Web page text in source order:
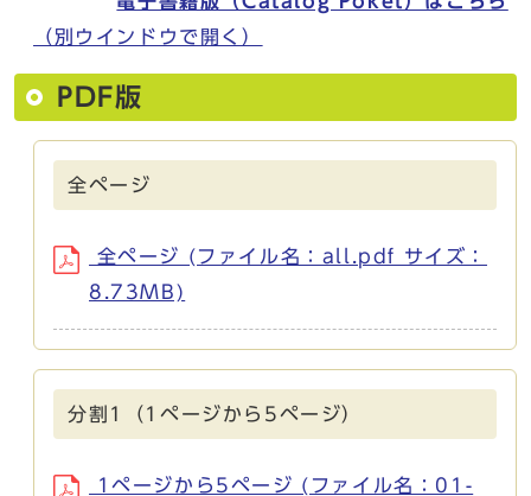
（別ウインドウで開く）
PDF版
全ページ
全ページ (ファイル名：all.pdf サイズ：
8.73MB)
分割1（1ページから5ページ）
1ページから5ページ (ファイル名：01-